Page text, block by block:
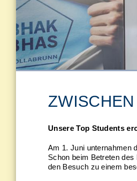
Unsere Top Students
Am 1. Juni unternahmen
Schon beim Betreten
den Besuch zu einem